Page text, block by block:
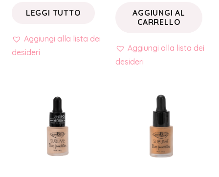
LEGGI TUTTO
Aggiungi alla lista dei
desideri
AGGIUNGI AL
CARRELLO
Aggiungi alla lista dei
desideri